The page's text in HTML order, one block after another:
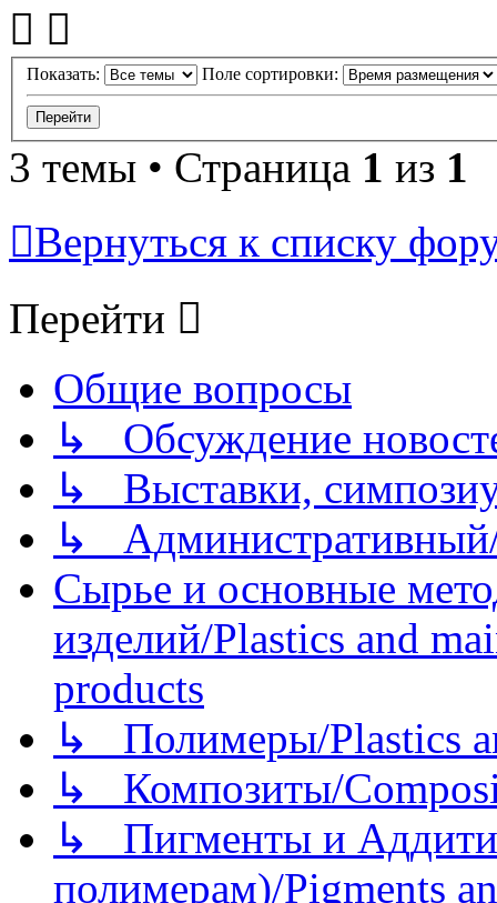
Показать: Поле сортировки:
3 темы • Страница 1 из 1
Вернуться к списку
Перейти
Общие вопросы
↳ Обсуждение
↳ Выставки,
↳
Сырье и основные
изделий/Plastics and
products
↳ Полимеры/Plastics
↳ Композиты/
↳ Пигменты и
полимерам)/Pigments